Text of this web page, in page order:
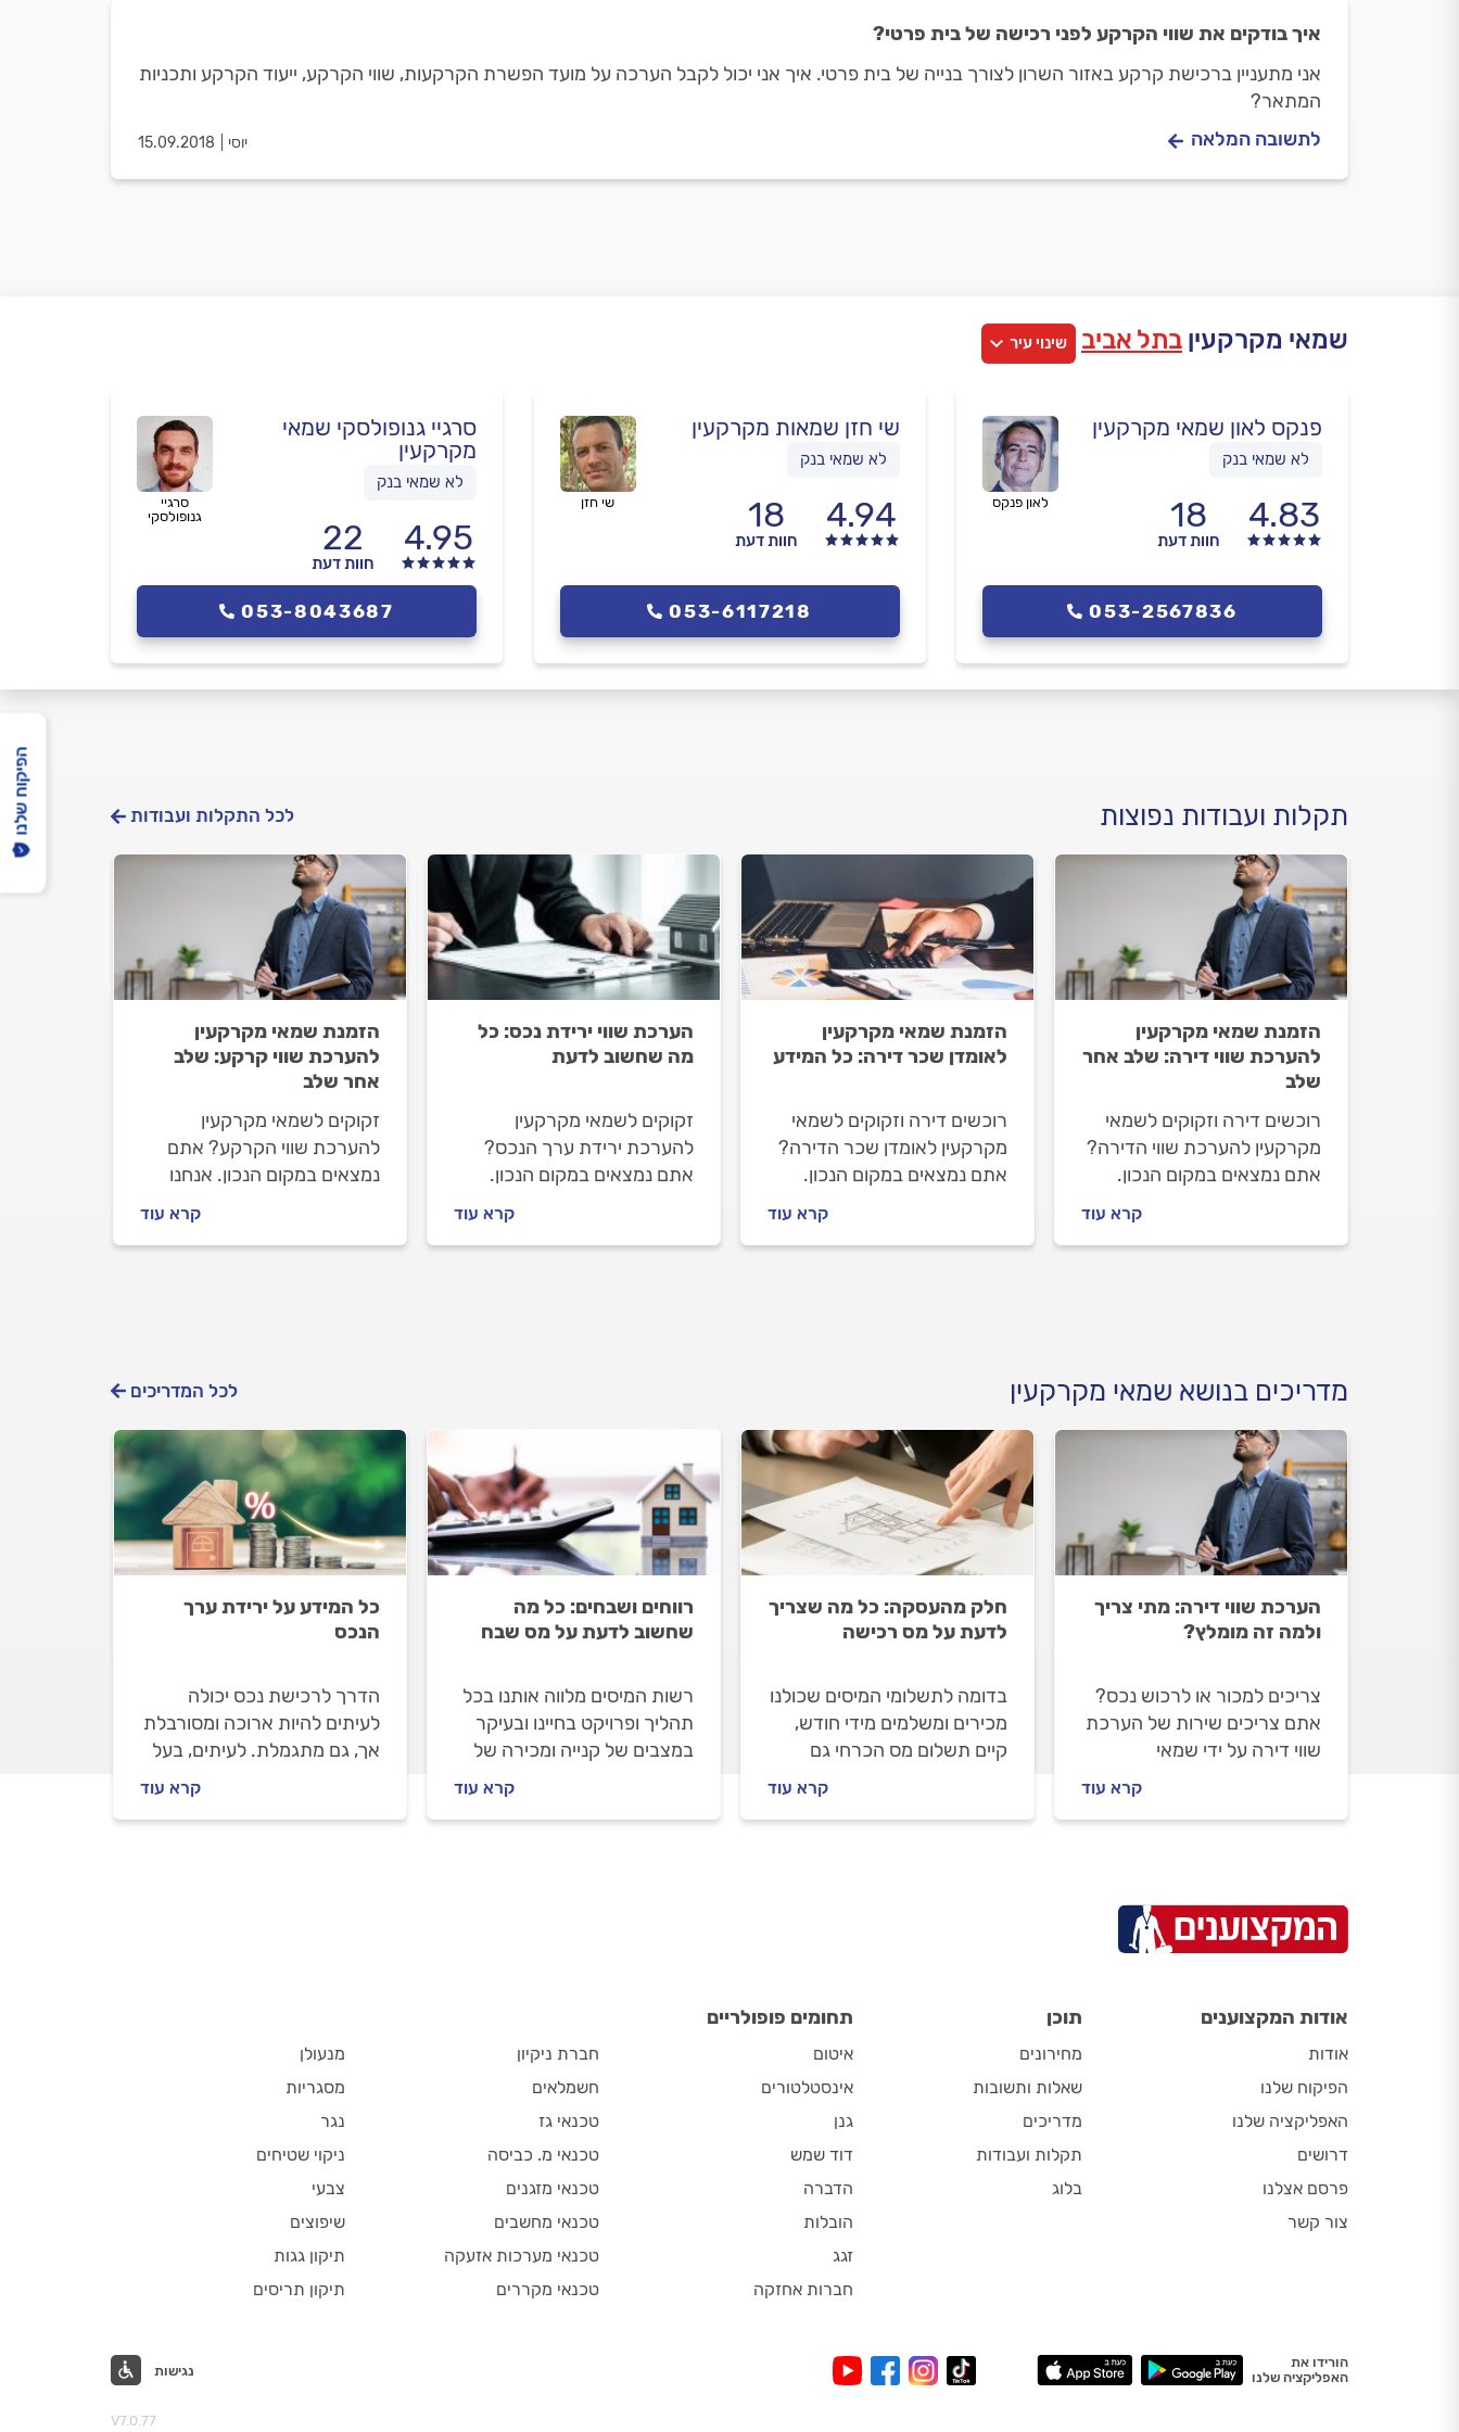
איך בודקים את שווי הקרקע לפני רכישה של בית פרטי?
אני מתעניין ברכישת קרקע באזור השרון לצורך בנייה של בית פרטי. איך אני יכול לקבל הערכה על מועד הפשרת הקרקעות, שווי הקרקע, ייעוד הקרקע ותכניות
המתאר?
יוסי 15.09.2018 לתשובה המלאה
שמאי מקרקעין בתל אביב שינוי עיר
פנקס לאון שמאי מקרקעין
לא שמאי בנק
4.83
18
חוות דעת
לאון פנקס
053-2567836
שי חזן שמאות מקרקעין
לא שמאי בנק
4.94
18
חוות דעת
שי חזן
053-6117218
סרגיי גנופולסקי שמאי
מקרקעין
לא שמאי בנק
4.95
22
חוות דעת
סרגיי
גנופולסקי
053-8043687
תקלות ועבודות נפוצות לכל התקלות ועבודות
הזמנת שמאי מקרקעין
להערכת שווי דירה: שלב אחר
שלב
רוכשים דירה וזקוקים לשמאי
מקרקעין להערכת שווי הדירה?
אתם נמצאים במקום הנכון.
נסביר מתי צריך להזמין שמאי
מקרקעין, איך מתנהלים מולו
קרא עוד
הזמנת שמאי מקרקעין
לאומדן שכר דירה: כל המידע
רוכשים דירה וזקוקים לשמאי
מקרקעין לאומדן שכר הדירה?
אתם נמצאים במקום הנכון.
נסביר למה צריך להזמין שמאי
מקרקעין, איך מתנהלים מולו
קרא עוד
הערכת שווי ירידת נכס: כל
מה שחשוב לדעת
זקוקים לשמאי מקרקעין
להערכת ירידת ערך הנכס?
אתם נמצאים במקום הנכון.
נסביר למה צריך להזמין שמאי
מקרקעין, איך מתנהלים מולו
קרא עוד
הזמנת שמאי מקרקעין
להערכת שווי קרקע: שלב
אחר שלב
זקוקים לשמאי מקרקעין
להערכת שווי הקרקע? אתם
נמצאים במקום הנכון. אנחנו
מקרקעין, איך מתנהלים מולו
קרא עוד
מדריכים בנושא שמאי מקרקעין לכל המדריכים
הערכת שווי דירה: מתי צריך
ולמה זה מומלץ?
צריכים למכור או לרכוש נכס?
אתם צריכים שירות של הערכת
שווי דירה על ידי שמאי
אתכם כל הדרך, כאן תוכלו
זה עולה.
קרא עוד
חלק מהעסקה: כל מה שצריך
לדעת על מס רכישה
בדומה לתשלומי המיסים שכולנו
מכירים ומשלמים מידי חודש,
קיים תשלום מס הכרחי גם
והוא מס הרכישה. איך מחשבים
קרא עוד
רווחים ושבחים: כל מה
שחשוב לדעת על מס שבח
רשות המיסים מלווה אותנו בכל
תהליך ופרויקט בחיינו ובעיקר
במצבים של קנייה ומכירה של
המחושב על הרווח שמתקבל
קרא עוד
כל המידע על ירידת ערך
הנכס
הדרך לרכישת נכס יכולה
לעיתים להיות ארוכה ומסורבלת
אך, גם מתגמלת. לעיתים, בעל
ירידת ערך ולנסות ולשמור על
קרא עוד
הפיקוח שלנו
אודות המקצוענים
אודות
הפיקוח שלנו
האפליקציה שלנו
דרושים
פרסם אצלנו
צור קשר
תוכן
מחירונים
שאלות ותשובות
מדריכים
תקלות ועבודות
בלוג
תחומים פופולריים
איטום
אינסטלטורים
גנן
דוד שמש
הדברה
הובלות
זגג
חברות אחזקה
חברת ניקיון
חשמלאים
טכנאי גז
טכנאי מ. כביסה
טכנאי מזגנים
טכנאי מחשבים
טכנאי מערכות אזעקה
טכנאי מקררים
מנעולן
מסגריות
נגר
ניקוי שטיחים
צבעי
שיפוצים
תיקון גגות
תיקון תריסים
הורידו את
האפליקציה שלנו
נגישות
V7.0.77